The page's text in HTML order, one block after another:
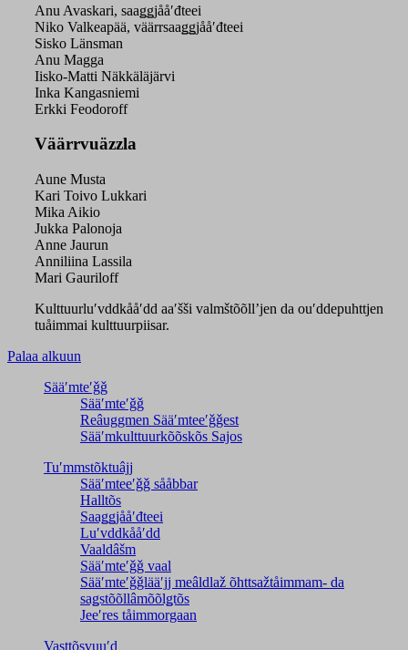
Anu Avaskari, saaǥǥjååʹđteei
Niko Valkeapää, väärrsaaǥǥjååʹđteei
Sisko Länsman
Anu Magga
Iisko-Matti Näkkäläjärvi
Inka Kangasniemi
Erkki Feodoroff
Väärrvuäzzla
Aune Musta
Kari Toivo Lukkari
Mika Aikio
Jukka Palonoja
Anne Jaurun
Anniliina Lassila
Mari Gauriloff
Kulttuurluʹvddkååʹdd aaʹšši valmštõõllʼjen da ouʹddepuhttjen
tuåimmai kulttuurpiisar.
Palaa alkuun
Sääʹmteʹǧǧ
Sääʹmteʹǧǧ
Reâuggmen Sääʹmteeʹǧǧest
Sääʹmkulttuurkõõskõs Sajos
Tuʹmmstõktuâjj
Sääʹmteeʹǧǧ sååbbar
Halltõs
Saaǥǥjååʹđteei
Luʹvddkååʹdd
Vaaldâšm
Sääʹmteʹǧǧ vaal
Sääʹmteʹǧǧlääʹjj meâldlaž õhttsažtåimmam- da
saǥstõõllâmõõlǥtõs
Jeeʹres tåimmorgaan
Vasttõsvuuʹd